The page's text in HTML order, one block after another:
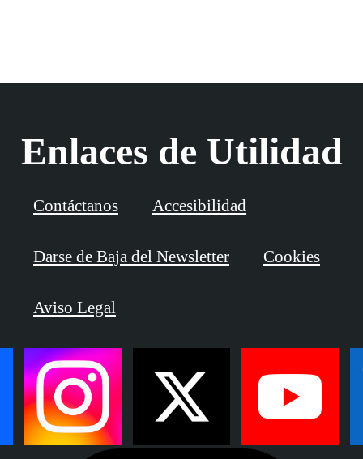
Enlaces de Utilidad
Contáctanos Accesibilidad
Darse de Baja del Newsletter Cookies
Aviso Legal